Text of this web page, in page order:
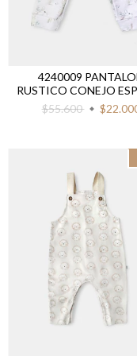
4240009
RUSTICO CONEJO
$55.600